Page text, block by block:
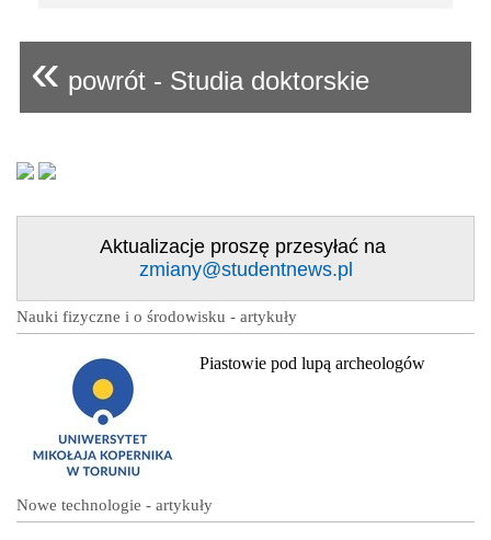
« powrót - Studia doktorskie
Aktualizacje proszę przesyłać na
zmiany@studentnews.pl
Nauki fizyczne i o środowisku - artykuły
Piastowie pod lupą archeologów
Nowe technologie - artykuły